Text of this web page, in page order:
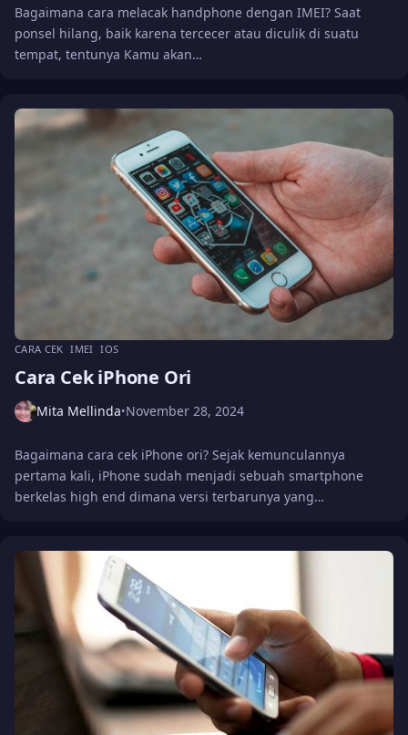
Bagaimana cara melacak handphone dengan IMEI? Saat
ponsel hilang, baik karena tercecer atau diculik di suatu
tempat, tentunya Kamu akan…
CARA CEK IMEI IOS
Cara Cek iPhone Ori
Mita Mellinda•November 28, 2024
Bagaimana cara cek iPhone ori? Sejak kemunculannya
pertama kali, iPhone sudah menjadi sebuah smartphone
berkelas high end dimana versi terbarunya yang…